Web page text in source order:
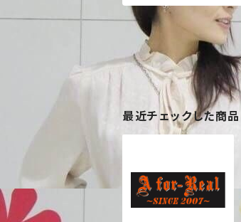
最近チェックした商品